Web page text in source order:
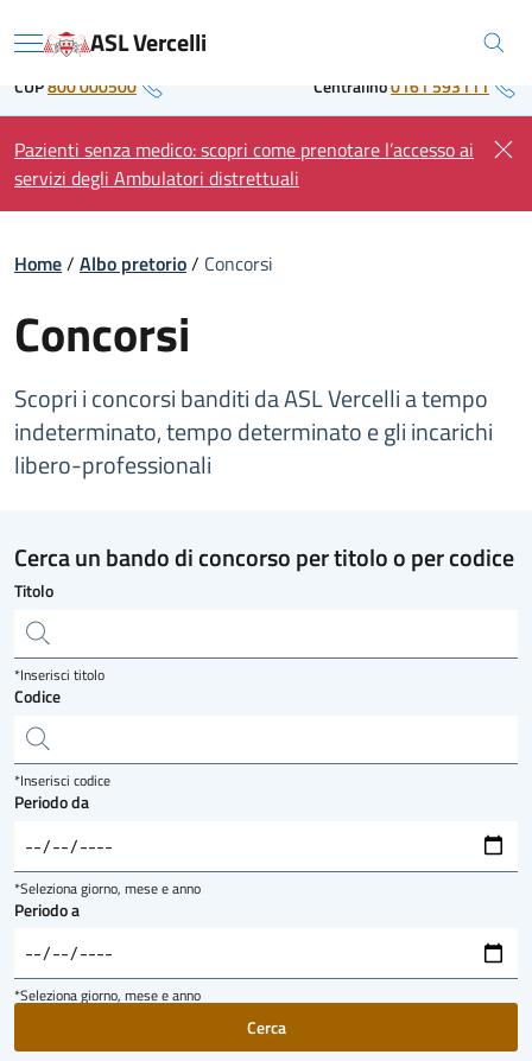
to Regione Piemonte
Menu ASL Vercelli
CUP800 000500 Centralino0161 593111
Pazienti senza medico: scopri come prenotare l’accesso ai
servizi degli Ambulatori distrettuali
Home/ Albo pretorio/ Concorsi
Concorsi
Scopri i concorsi banditi da ASL Vercelli a tempo
indeterminato, tempo determinato e gli incarichi
libero-professionali
Cerca un bando di concorso per titolo o per codice
Titolo
*Inserisci titolo
Codice
*Inserisci codice
Periodo da
*Seleziona giorno, mese e anno
Periodo a
*Seleziona giorno, mese e anno